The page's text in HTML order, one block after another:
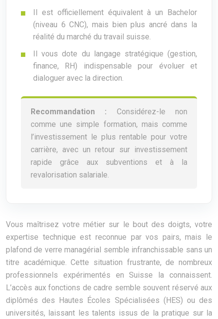
Il est officiellement équivalent à un Bachelor
(niveau 6 CNC), mais bien plus ancré dans la
réalité du marché du travail suisse.
Il vous dote du langage stratégique (gestion,
finance, RH) indispensable pour évoluer et
dialoguer avec la direction.
Recommandation : Considérez-le non
comme une simple formation, mais comme
l’investissement le plus rentable pour votre
carrière, avec un retour sur investissement
rapide grâce aux subventions et à la
revalorisation salariale.
Vous maîtrisez votre métier sur le bout des doigts, votre
expertise technique est reconnue par vos pairs, mais le
plafond de verre managérial semble infranchissable sans un
titre académique. Cette situation frustrante, de nombreux
professionnels expérimentés en Suisse la connaissent.
L’accès aux fonctions de cadre semble souvent réservé aux
diplômés des Hautes Écoles Spécialisées (HES) ou des
universités, laissant les talents issus de la pratique sur la